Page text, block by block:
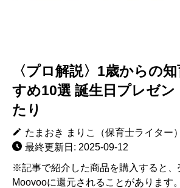
〈プロ解説〉1歳からの
すめ10選 誕生日プレゼン
たり
たまおき まりこ（保育士ライター）
最終更新日: 2025-09-12
※記事で紹介した商品を購入すると、
Moovooに還元されることがあります。